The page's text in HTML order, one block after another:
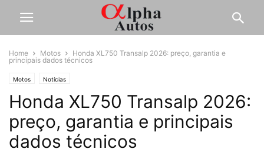
Home Motos
Honda XL750 Transalp 2026: preço, garantia e
principais dados técnicos
Motos Notícias
Honda XL750 Transalp 2026:
preço, garantia e principais
dados técnicos